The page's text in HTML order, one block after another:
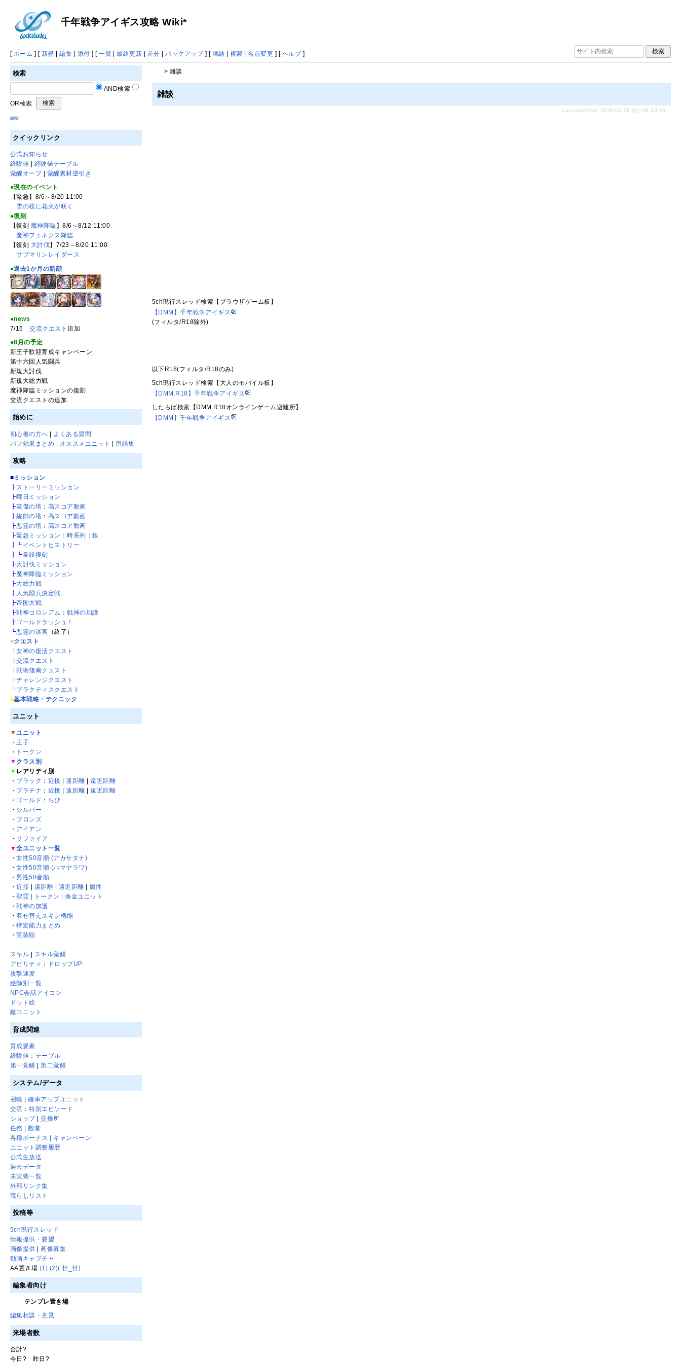
千年戦争アイギス攻略 Wiki*
[ ホーム ] [ 新規 |編集 | 添付 ] [一覧 |最終更新 | 差分 |バックアップ] [ 凍結 | 複製 |名前変更 ] [ ヘルプ]
> 雑談
雑談
Last-modified: 2026-02-08 (日) 08:29:46
5ch現行スレッド検索【ブラウザゲーム板】
【DMM】千年戦争アイギス
(フィルタ/R18除外)
以下R18(フィルタ/R18のみ)
5ch現行スレッド検索【大人のモバイル板】
【DMM.R18】千年戦争アイギス
したらば検索【DMM.R18オンラインゲーム避難所】
【DMM】千年戦争アイギス
検索
AND検索
OR検索
編集
クイックリンク
公式お知らせ
経験値
経験値テーブル
覚醒オーブ
覚醒素材逆引き
●現在のイベント
【緊急】8/6～8/20 11:00
雪の枝に花火が咲く
●復刻
【復刻 魔神降臨 】8/6～8/12 11:00
魔神フェネクス降臨
【復刻 大討伐】7/23～8/20 11:00
サブマリンレイダース
●過去1か月の新顔
●news
7/16交流クエスト追加
●8月の予定
新王子歓迎育成キャンペーン
第十六回人気闘兵
新規大討伐
新規大総力戦
魔神降臨ミッションの復刻
交流クエストの追加
始めに
初心者の方へ | よくある質問
バフ効果まとめ | オススメユニット | 用語集
攻略
■ ミッション
┣ストーリーミッション
┣曜日ミッション
┣英傑の塔 ： 高スコア動画
┣統帥の塔 ： 高スコア動画
┣悪霊の塔 ： 高スコア動画
┣緊急ミッション ：時系列 ：銀
┃┗イベントヒストリー
┃┗常設復刻
┣大討伐ミッション
┣魔神降臨ミッション
┣大総力戦
┣ 人気闘兵決定戦
┣帝国大戦
┣戦神コロシアム ：戦神の加護
┣ゴールドラッシュ！
┗悪霊の迷宮 （終了）
■クエスト
┣女神の復活クエスト
┣交流クエスト
┣戦術指南クエスト
┣チャレンジクエスト
┗プラクティスクエスト
■基本戦略・テクニック
ユニット
▼ユニット
・ 王子
・
トークン
▼ クラス別
▼ レアリティ別
・ ブラック ： 近接 |遠距離 |遠近距離
・ プラチナ ： 近接 |遠距離 |遠近距離
・ ゴールド ： ちび
・ シルバー
・ ブロンズ
・ アイアン
・サファイア
▼全ユニット一覧
・女性50音順 (アカサタナ)
・女性50音順 (ハマヤラワ)
・ 男性50音順
・近接 遠距離 遠近距離
属性
・聖霊 | トークン | 換金ユニット
・戦神の加護
・着せ替えスキン機能
・特定能力まとめ
・実装順
スキル
スキル覚醒
アビリティ ：
ドロップUP
攻撃速度
絵師別一覧
NPC会話アイコン
ドット絵
敵ユニット
育成関連
育成要素
経験値 ： テーブル
第一覚醒
|第二覚醒
システム/データ
召喚 |確率アップユニット
交流 ：特別エピソード
ショップ|交換所
任務 | 殿堂
各種ボーナス | キャンペーン
ユニット調整履歴
公式生放送
過去データ
未実装一覧
外部リンク集
荒らしリスト
投稿等
5ch現行スレッド
情報提供・要望
画像提供 |画像募集
動画キャプチャ
AA置き場 (1) (2)( 廿_廿)
編集者向け
テンプレ置き場
編集相談・意見
来場者数
合計?
今日 ? 昨日 ?